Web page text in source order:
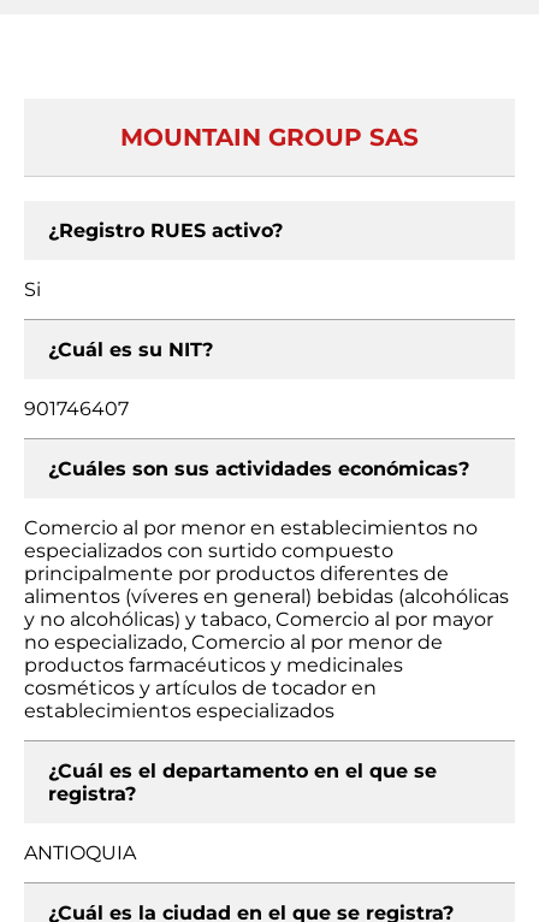
MOUNTAIN GROUP SAS
¿Registro RUES activo?
Si
¿Cuál es su NIT?
901746407
¿Cuáles son sus actividades económicas?
Comercio al por menor en establecimientos no
especializados con surtido compuesto
principalmente por productos diferentes de
alimentos (víveres en general) bebidas (alcohólicas
y no alcohólicas) y tabaco, Comercio al por mayor
no especializado, Comercio al por menor de
productos farmacéuticos y medicinales
cosméticos y artículos de tocador en
establecimientos especializados
¿Cuál es el departamento en el que se
registra?
ANTIOQUIA
¿Cuál es la ciudad en el que se registra?